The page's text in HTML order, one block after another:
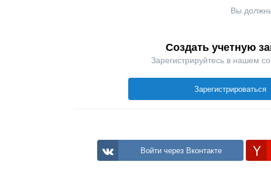
Вы
Создать учетную
Зарегистрируйтесь в нашем
Зарегистрироваться
Войти через Вконтакте